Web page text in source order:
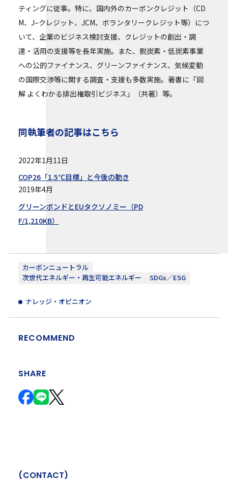
カーボンニュートラル
次世代エネルギー・再生可能エネルギー
SDGs／ESG
ナレッジ・オピニオン
RECOMMEND
SHARE
ティングに従事。特に、国内外のカーボンクレジット（CD
M、J–クレジット、JCM、ボランタリークレジット等）につ
いて、企業のビジネス検討支援、クレジットの創出・調
達・活用の支援等を長年実施。また、脱炭素・低炭素事業
への公的ファイナンス、グリーンファイナンス、気候変動
の国際交渉等に関する調査・支援も多数実施。著書に「図
解 よくわかる排出権取引ビジネス」（共著）等。
同執筆者の記事はこちら
2022年1月11日
COP26「1.5℃目標」と今後の動き
2019年4月
グリーンボンドとEUタクソノミー（PD
F/1,210KB）
(CONTACT)